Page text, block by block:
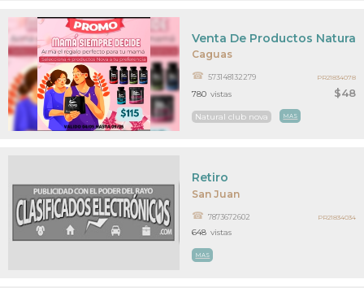
Caguas
$48
Venta De Productos
573148132279
Natural club nova MAS
780 vistas
PR21834078
San Juan
Retiro
7873672602
MAS
648 vistas
PR21834034